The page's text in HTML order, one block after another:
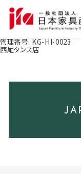
管理番号: KG-HI-0023
西尾タンス店